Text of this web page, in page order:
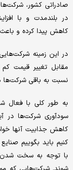
صادراتی کشور،
در بلندمدت و با
کاهش پیدا کرده و
در این زمینه‌
مقابل تغییر قیمت کم
نسبت به باقی شرکت‌ها
به طور کلی با فعال
سودآوری شرکت‌ها در
کاهش جذابیت آنها
کنیم باید بگوییم
با توجه به سخت شدن